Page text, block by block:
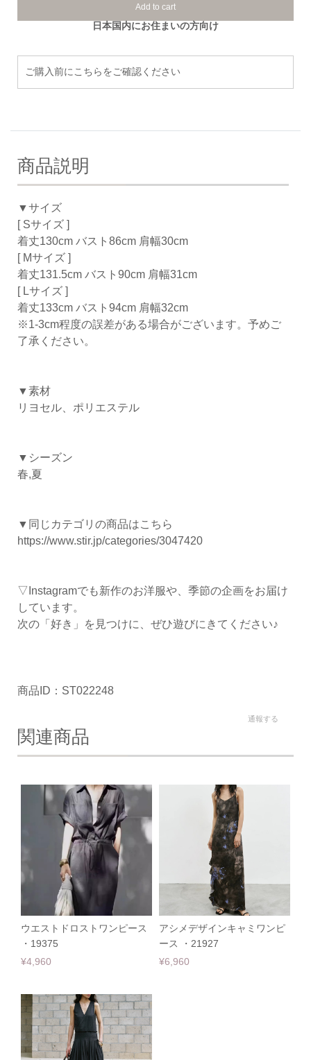
Add to cart
日本国内にお住まいの方向け
ご購入前にこちらをご確認ください
商品説明
▼サイズ
[ Sサイズ ]
着丈130cm バスト86cm 肩幅30cm
[ Mサイズ ]
着丈131.5cm バスト90cm 肩幅31cm
[ Lサイズ ]
着丈133cm バスト94cm 肩幅32cm
※1-3cm程度の誤差がある場合がございます。予めご
了承ください。
▼素材
リヨセル、ポリエステル
▼シーズン
春,夏
▼同じカテゴリの商品はこちら
https://www.stir.jp/categories/3047420
▽Instagramでも新作のお洋服や、季節の企画をお届け
しています。
次の「好き」を見つけに、ぜひ遊びにきてください♪
商品ID：ST022248
通報する
関連商品
ウエストドロストワンピース
・19375
¥4,960
アシメデザインキャミワンピ
ース ・21927
¥6,960